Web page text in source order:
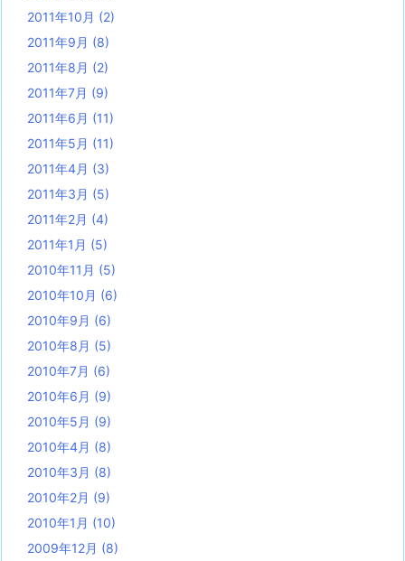
2011年10月 (2)
2011年9月 (8)
2011年8月 (2)
2011年7月 (9)
2011年6月 (11)
2011年5月 (11)
2011年4月 (3)
2011年3月 (5)
2011年2月 (4)
2011年1月 (5)
2010年11月 (5)
2010年10月 (6)
2010年9月 (6)
2010年8月 (5)
2010年7月 (6)
2010年6月 (9)
2010年5月 (9)
2010年4月 (8)
2010年3月 (8)
2010年2月 (9)
2010年1月 (10)
2009年12月 (8)